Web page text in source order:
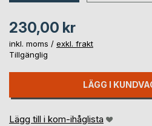
230,00 kr
inkl. moms / exkl. frakt
Tillgänglig
LÄGG I
Lägg till i kom-ihåglista